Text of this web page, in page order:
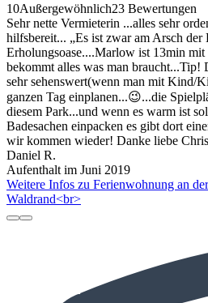
10Außergewöhnlich23 Bewertungen
Sehr nette Vermieterin ...alles sehr
hilfsbereit... „Es ist zwar am Arsch der
Erholungsoase....Marlow ist 13min
bekommt alles was man
sehr sehenswert(wenn man mit Kind/
ganzen Tag einplanen...😉...die
diesem Park...und wenn es warm ist
Badesachen einpacken es gibt dort
wir kommen wieder! Danke liebe
Daniel R.
Aufenthalt im Juni 2019
Weitere Infos zu Ferienwohnung an
Waldrand<br>